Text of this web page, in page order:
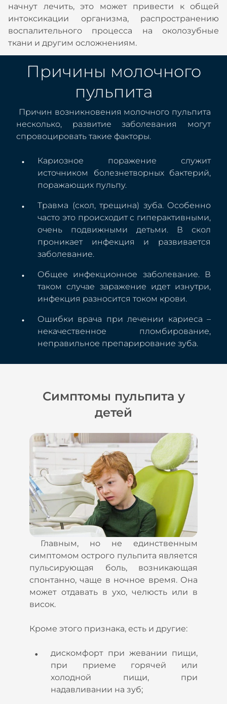
начнут лечить, это может привести к общей
интоксикации организма, распространению
воспалительного процесса на околозубные
ткани и другим осложнениям.
Причины молочного
пульпита
Причин возникновения молочного пульпита
несколько, развитие заболевания могут
спровоцировать такие факторы.
Кариозное поражение служит
источником болезнетворных бактерий,
поражающих пульпу.
Травма (скол, трещина) зуба. Особенно
часто это происходит с гиперактивными,
очень подвижными детьми. В скол
проникает инфекция и развивается
заболевание.
Общее инфекционное заболевание. В
таком случае заражение идет изнутри,
инфекция разносится током крови.
Ошибки врача при лечении кариеса –
некачественное пломбирование,
неправильное препарирование зуба.
Симптомы пульпита у
детей
Главным, но не единственным
симптомом острого пульпита является
пульсирующая боль, возникающая
спонтанно, чаще в ночное время. Она
может отдавать в ухо, челюсть или в
висок.
Кроме этого признака, есть и другие:
дискомфорт при жевании пищи,
при приеме горячей или
холодной пищи, при
надавливании на зуб;